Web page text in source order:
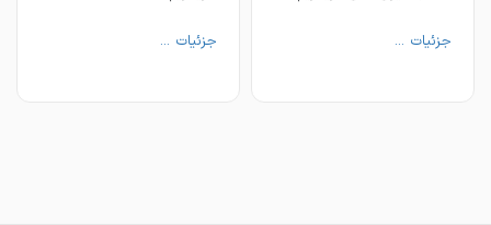
◀️ همراهان گرامی؛ برای استعلام
جزئیات ... جزئیات ...